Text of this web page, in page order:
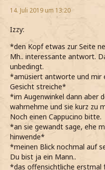
14. Juli 2019 um 13:20
Izzy:
*den Kopf etwas zur Seite
Mh.. interessante antwort.
unbedingt.
*amüsiert antworte und mir
Gesicht streiche*
*im Augenwinkel dann aber
wahrnehme und sie kurz zu
Noch einen Cappucino bitte.
*an sie gewandt sage, ehe
hinwende*
*meinen Blick nochmal auf
Du bist ja ein Mann..
*das offensichtliche erstmal